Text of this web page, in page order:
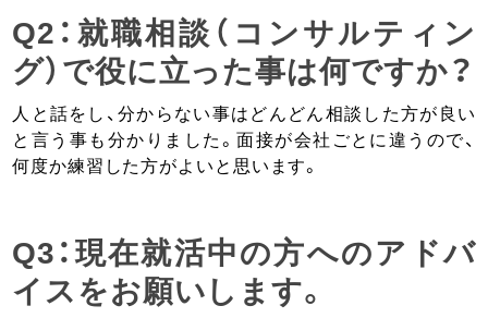
Q2：就職相談（コンサルティン
グ）で役に立った事は何ですか？
人と話をし、分からない事はどんどん相談した方が良い
と言う事も分かりました。面接が会社ごとに違うので、
何度か練習した方がよいと思います。
Q3：現在就活中の方へのアドバ
イスをお願いします。